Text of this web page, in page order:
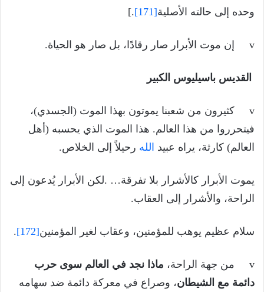
وحده إلى حالته الأصلية[171]
.]
v إن موت الأبرار صار رقادًا، بل صار هو الحياة.
القديس باسيليوس الكبير
v كثيرون من شعبنا يموتون بهذا الموت (الجسدي)،
فيتحرروا من هذا العالم. هذا الموت الذي يحسبه (أهل
العالم) كارثة، يراه عبيد الله رحيلاً إلى الخلاص.
يموت الأبرار كالأشرار بلا تفرقة… .لكن الأبرار يُدعون إلى
الراحة، والأشرار إلى العقاب.
سلام عظيم يوهب للمؤمنين، وعقاب لغير المؤمنين[172]
.
v من جهة الراحة،
ماذا نجد في العالم سوى حرب
دائمة مع الشيطان، وصراع في معركة دائمة ضد سهامه